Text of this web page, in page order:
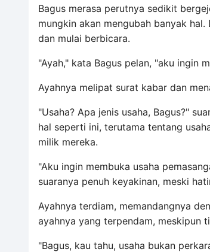
Bagus merasa perutnya sedikit
mungkin akan mengubah banyak
dan mulai berbicara.
"Ayah," kata Bagus pelan, "aku ingin
Ayahnya melipat surat kabar dan
"Usaha? Apa jenis usaha, Bagus?"
hal seperti ini, terutama tentang
milik mereka.
"Aku ingin membuka usaha
suaranya penuh keyakinan, meski
Ayahnya terdiam, memandangnya
ayahnya yang terpendam, meskipun
"Bagus, kau tahu, usaha bukan